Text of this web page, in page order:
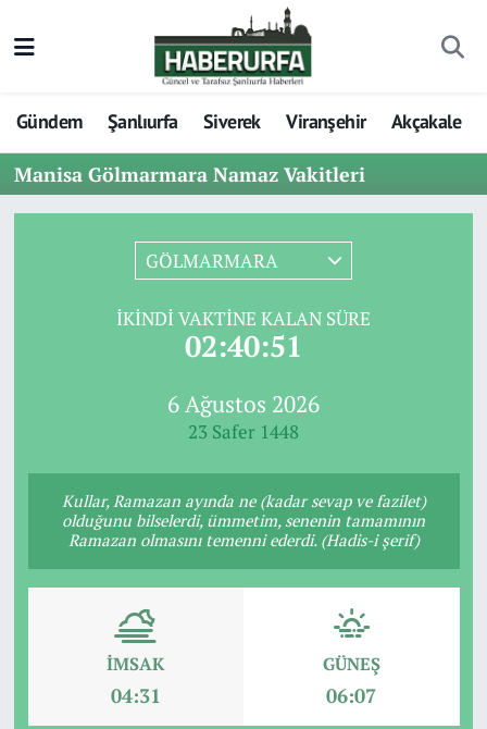
Gündem Şanlıurfa Siverek Viranşehir Akçakale
Manisa Gölmarmara Namaz Vakitleri
GÖLMARMARA
İKINDI VAKTINE KALAN SÜRE
02:40:51
6 Ağustos 2026
23 Safer 1448
Kullar, Ramazan ayında ne (kadar sevap ve fazilet)
olduğunu bilselerdi, ümmetim, senenin tamamının
Ramazan olmasını temenni ederdi. (Hadis-i şerif)
İMSAK
04:31
GÜNEŞ
06:07